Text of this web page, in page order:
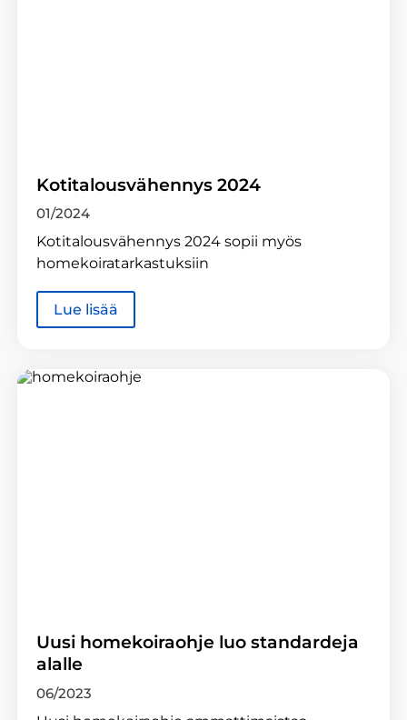
Kotitalousvähennys 2024
01/2024
Kotitalousvähennys 2024 sopii myös
homekoiratarkastuksiin
Lue lisää
Uusi homekoiraohje luo standardeja
alalle
06/2023